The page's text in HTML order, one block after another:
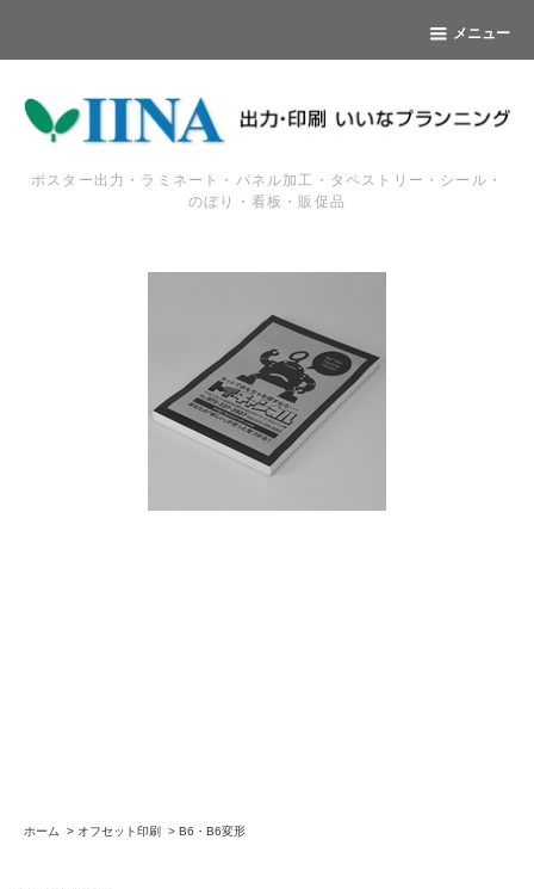
メニュー
ポスター出力・ラミネート・パネル加工・タペストリー・シール・
のぼり・看板・販促品
ホーム > オフセット印刷 > B6・B6変形